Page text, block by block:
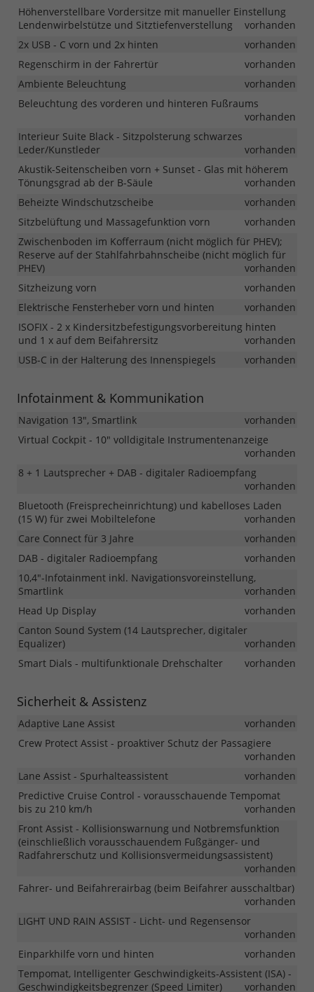
Höhenverstellbare Vordersitze mit manueller Einstellung
Lendenwirbelstütze und Sitztiefenverstellung
vorhanden
2x USB - C vorn und 2x hinten
vorhanden
Regenschirm in der Fahrertür
vorhanden
Ambiente Beleuchtung
vorhanden
Beleuchtung des vorderen und hinteren Fußraums
vorhanden
Interieur Suite Black - Sitzpolsterung schwarzes
Leder/Kunstleder
vorhanden
Akustik-Seitenscheiben vorn + Sunset - Glas mit höherem
Tönungsgrad ab der B-Säule
vorhanden
Beheizte Windschutzscheibe
vorhanden
Sitzbelüftung und Massagefunktion vorn
vorhanden
Zwischenboden im Kofferraum (nicht möglich für PHEV);
Reserve auf der Stahlfahrbahnscheibe (nicht möglich für
PHEV)
vorhanden
Sitzheizung vorn
vorhanden
Elektrische Fensterheber vorn und hinten
vorhanden
ISOFIX - 2 x Kindersitzbefestigungsvorbereitung hinten
und 1 x auf dem Beifahrersitz
vorhanden
USB-C in der Halterung des Innenspiegels
vorhanden
Infotainment & Kommunikation
Navigation 13", Smartlink
vorhanden
Virtual Cockpit - 10" volldigitale Instrumentenanzeige
vorhanden
8 + 1 Lautsprecher + DAB - digitaler Radioempfang
vorhanden
Bluetooth (Freisprecheinrichtung) und kabelloses Laden
(15 W) für zwei Mobiltelefone
vorhanden
Care Connect für 3 Jahre
vorhanden
DAB - digitaler Radioempfang
vorhanden
10,4"-Infotainment inkl. Navigationsvoreinstellung,
Smartlink
vorhanden
Head Up Display
vorhanden
Canton Sound System (14 Lautsprecher, digitaler
Equalizer)
vorhanden
Smart Dials - multifunktionale Drehschalter
vorhanden
Sicherheit & Assistenz
Adaptive Lane Assist
vorhanden
Crew Protect Assist - proaktiver Schutz der Passagiere
vorhanden
Lane Assist - Spurhalteassistent
vorhanden
Predictive Cruise Control - vorausschauende Tempomat
bis zu 210 km/h
vorhanden
Front Assist - Kollisionswarnung und Notbremsfunktion
(einschließlich vorausschauendem Fußgänger- und
Radfahrerschutz und Kollisionsvermeidungsassistent)
vorhanden
Fahrer- und Beifahrerairbag (beim Beifahrer ausschaltbar)
vorhanden
LIGHT UND RAIN ASSIST - Licht- und Regensensor
vorhanden
Einparkhilfe vorn und hinten
vorhanden
Tempomat, Intelligenter Geschwindigkeits-Assistent (ISA) -
Geschwindigkeitsbegrenzer (Speed Limiter)
vorhanden